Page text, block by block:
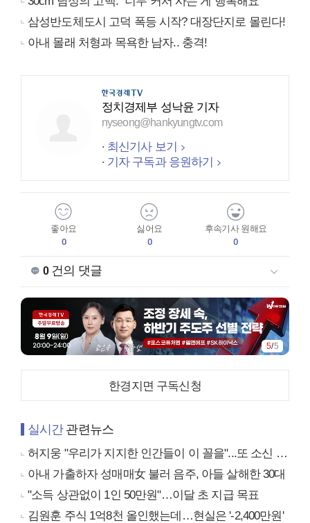
삼성반도체도시 고덕 폭등 시작? 대장단지로 몰린다!
아내 몰래 처형과 목욕한 남자.. 충격!
정치경제부 성낙윤 기자
nyseong@hankyungtv.com
최신기사 보기
기자 구독과 응원하기
좋아요
0
싫어요
0
후속기사 원해요
0
0건의 댓글
5/5
한경지면 구독신청
실시간관련뉴스
허지웅 "우리가 지지한 인간들이 이 꼴을"...또 소신 발언
아내 가출하자 성매매女 불러 음주, 아들 살해한 30대
"소득 상관없이 1인 50만원"…이달 초 지급 목표
김원훈 주식 1억8천 올인했는데…현실은 '-2,400만원'